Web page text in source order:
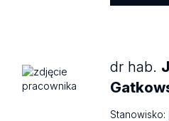
dr hab.
Stanowisko: